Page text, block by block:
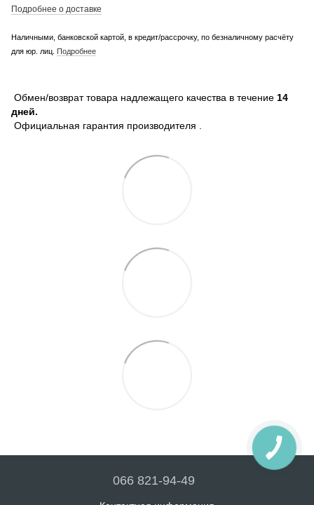
Подробнее о доставке
Наличными, банковской картой, в кредит/рассрочку, по безналичному расчёту
для юр. лиц. Подробнее
Обмен/возврат товара надлежащего качества в течение 14
дней.
Официальная гарантия производителя .
066 821-94-49